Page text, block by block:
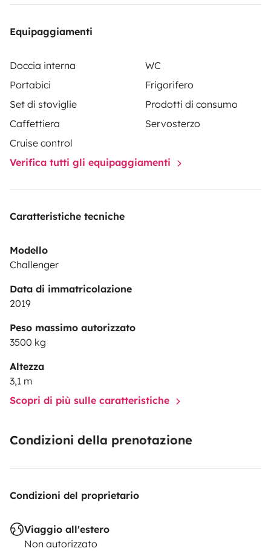
Equipaggiamenti
Doccia interna
WC
Portabici
Frigorifero
Set di stoviglie
Prodotti di consumo
Caffettiera
Servosterzo
Cruise control
Verifica tutti gli equipaggiamenti
Caratteristiche tecniche
Modello
Challenger
Data di immatricolazione
2019
Peso massimo autorizzato
3500 kg
Altezza
3,1 m
Scopri di più sulle caratteristiche
Condizioni della prenotazione
Condizioni del proprietario
Viaggio all'estero
Non autorizzato